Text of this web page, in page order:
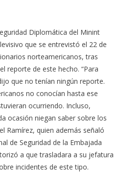
Diplomática del Minint
que se entrevistó el 22 de
norteamericanos, tras
reporte de este hecho. “Para
que no tenían ningún reporte.
no conocían hasta ese
ocurriendo. Incluso,
ocasión niegan saber sobre los
Ramírez, quien además señaló
de Seguridad de la Embajada
a que trasladara a su jefatura
incidentes de este tipo.